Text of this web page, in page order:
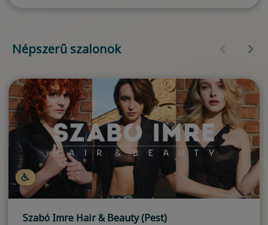
Népszerű szalonok
Szabó Imre Hair & Beauty (Pest)